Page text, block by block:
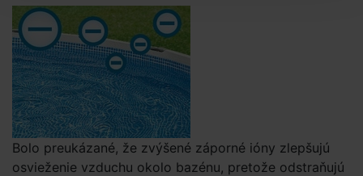
Bolo preukázané, že zvýšené záporné ióny zlepšujú
osvieženie vzduchu okolo bazénu, pretože odstraňujú